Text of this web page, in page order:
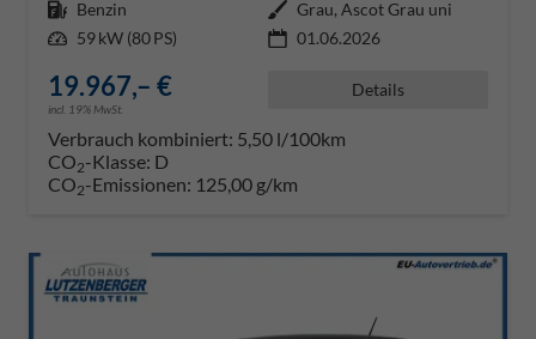
Kraftstoff Benzin Außenfarbe Grau, Ascot Grau uni
Leistung 59 kW (80 PS) 01.06.2026
19.967,– €
incl. 19% MwSt.
Details
Verbrauch kombiniert: 5,50 l/100km
CO2-Klasse: D
CO2-Emissionen: 125,00 g/km